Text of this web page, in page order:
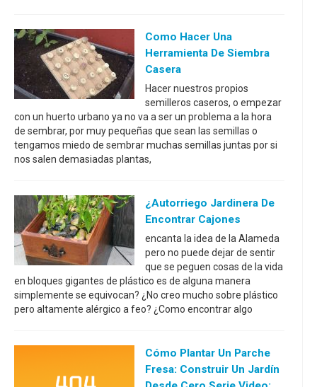
Como Hacer Una
Herramienta De Siembra
Casera
Hacer nuestros propios
semilleros caseros, o empezar
con un huerto urbano ya no va a ser un problema a la hora
de sembrar, por muy pequeñas que sean las semillas o
tengamos miedo de sembrar muchas semillas juntas por si
nos salen demasiadas plantas,
¿Autorriego Jardinera De
Encontrar Cajones
encanta la idea de la Alameda
pero no puede dejar de sentir
que se peguen cosas de la vida
en bloques gigantes de plástico es de alguna manera
simplemente se equivocan? ¿No creo mucho sobre plástico
pero altamente alérgico a feo? ¿Como encontrar algo
Cómo Plantar Un Parche
Fresa: Construir Un Jardín